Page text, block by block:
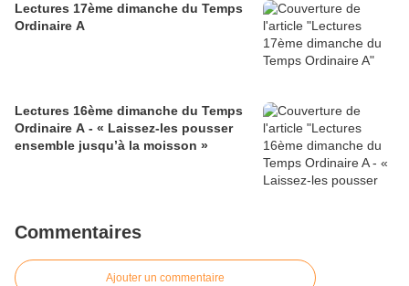
Lectures 17ème dimanche du Temps
Ordinaire A
Lectures 16ème dimanche du Temps
Ordinaire A - « Laissez-les pousser
ensemble jusqu’à la moisson »
Commentaires
Ajouter un commentaire